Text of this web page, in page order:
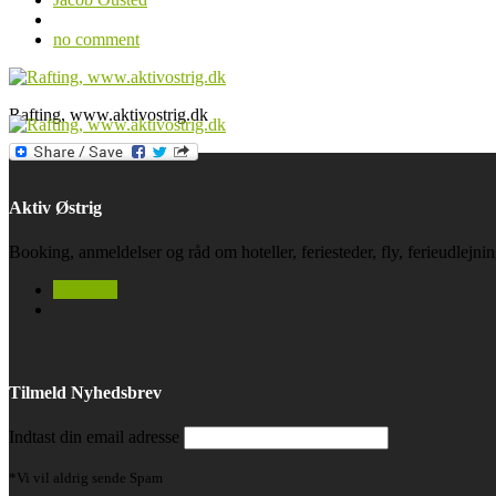
no comment
Rafting, www.aktivostrig.dk
Aktiv Østrig
Booking, anmeldelser og råd om hoteller, feriesteder, fly,
Tilmeld Nyhedsbrev
Indtast din email adresse
*Vi vil aldrig sende Spam